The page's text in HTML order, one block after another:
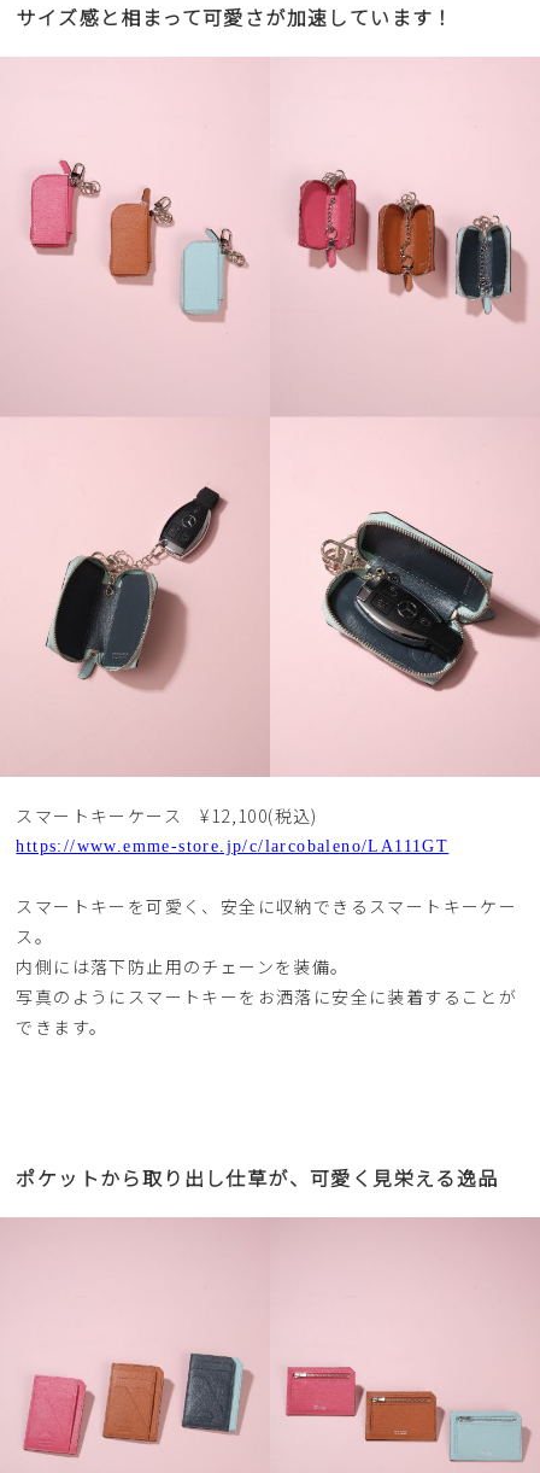
サイズ感と相まって可愛さが加速しています！
スマートキーケース ¥12,100(税込)
https://www.emme-store.jp/c/larcobaleno/LA111GT
スマートキーを可愛く、安全に収納できるスマートキーケー
ス。
内側には落下防止用のチェーンを装備。
写真のようにスマートキーをお洒落に安全に装着することが
できます。
ポケットから取り出し仕草が、可愛く見栄える逸品